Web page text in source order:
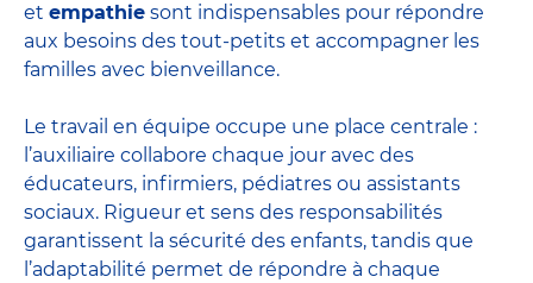
et empathie sont indispensables pour répondre
aux besoins des tout-petits et accompagner les
familles avec bienveillance.
Le travail en équipe occupe une place centrale :
l’auxiliaire collabore chaque jour avec des
éducateurs, infirmiers, pédiatres ou assistants
sociaux. Rigueur et sens des responsabilités
garantissent la sécurité des enfants, tandis que
l’adaptabilité permet de répondre à chaque